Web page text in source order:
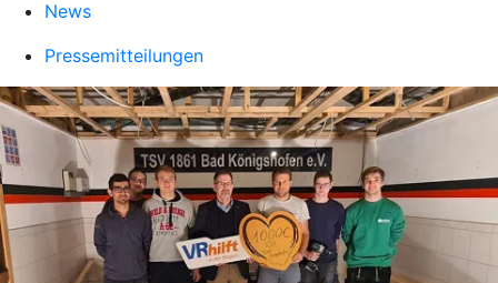
News
Pressemitteilungen